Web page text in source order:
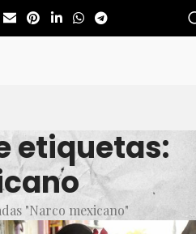
etiquetas:
"Narco mexicano"